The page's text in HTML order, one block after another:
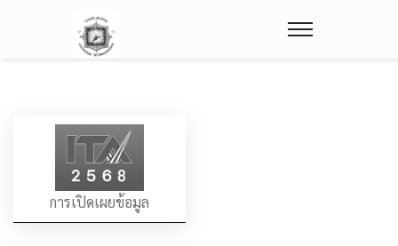
การเปิดเผยข้อมูล